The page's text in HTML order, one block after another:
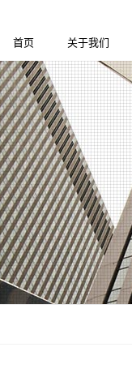
首页 关于我们